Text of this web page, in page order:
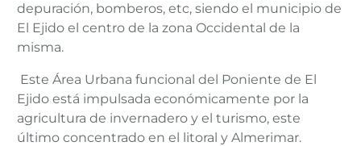
depuración, bomberos, etc, siendo el municipio de
El Ejido el centro de la zona Occidental de la
misma.
Este Área Urbana funcional del Poniente de El
Ejido está impulsada económicamente por la
agricultura de invernadero y el turismo, este
último concentrado en el litoral y Almerimar.